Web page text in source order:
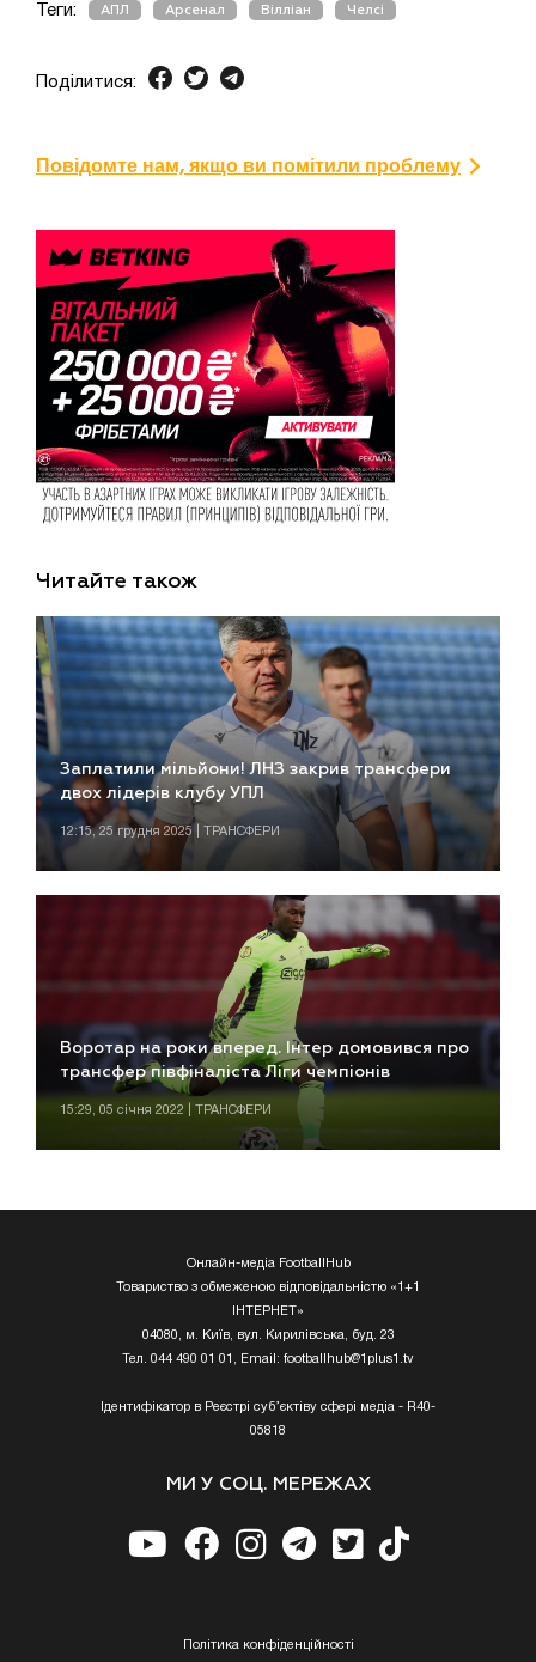
Теги: АПЛ Арсенал Вілліан Челсі
Поділитися:
Повідомте нам, якщо ви помітили проблему
Читайте також
Заплатили мільйони! ЛНЗ закрив трансфери
двох лідерів клубу УПЛ
12:15, 25 грудня 2025 | ТРАНСФЕРИ
Воротар на роки вперед. Інтер домовився про
трансфер півфіналіста Ліги чемпіонів
15:29, 05 січня 2022 | ТРАНСФЕРИ
Онлайн-медіа FootballHub
Товариство з обмеженою відповідальністю «1+1
ІНТЕРНЕТ»
04080, м. Київ, вул. Кирилівська, буд. 23
Тел. 044 490 01 01, Email: footballhub@1plus1.tv
Ідентифікатор в Реєстрі суб’єктіву сфері медіа - R40-
05818
МИ У СОЦ. МЕРЕЖАХ
Полiтика конфiденцiйностi